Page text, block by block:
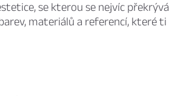
se kterou se nejvíc překrývá
materiálů a referencí, které ti